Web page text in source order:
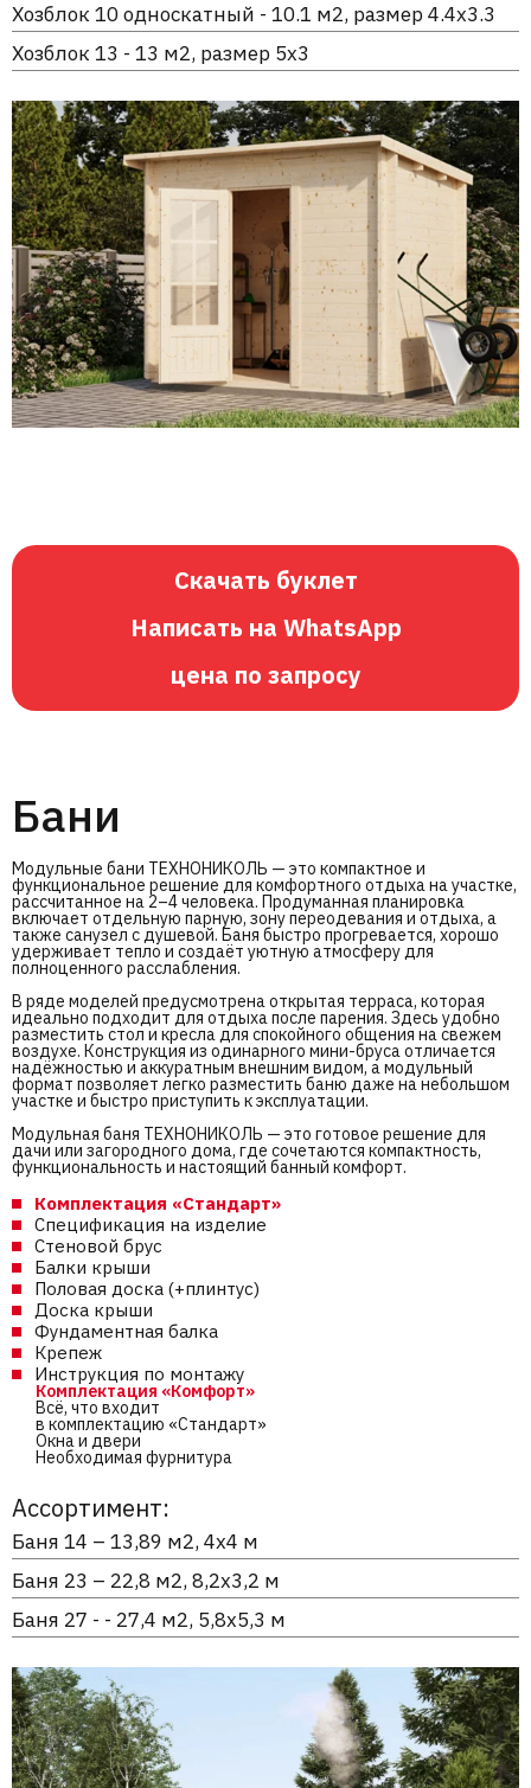
Хозблок 10 односкатный - 10.1 м2, размер 4.4х3.3
Хозблок 13 - 13 м2, размер 5х3
Скачать буклет
Написать на WhatsApp
цена по запросу
Бани
Модульные бани ТЕХНОНИКОЛЬ — это компактное и
функциональное решение для комфортного отдыха на участке,
рассчитанное на 2–4 человека. Продуманная планировка
включает отдельную парную, зону переодевания и отдыха, а
также санузел с душевой. Баня быстро прогревается, хорошо
удерживает тепло и создаёт уютную атмосферу для
полноценного расслабления.
В ряде моделей предусмотрена открытая терраса, которая
идеально подходит для отдыха после парения. Здесь удобно
разместить стол и кресла для спокойного общения на свежем
воздухе. Конструкция из одинарного мини-бруса отличается
надёжностью и аккуратным внешним видом, а модульный
формат позволяет легко разместить баню даже на небольшом
участке и быстро приступить к эксплуатации.
Модульная баня ТЕХНОНИКОЛЬ — это готовое решение для
дачи или загородного дома, где сочетаются компактность,
функциональность и настоящий банный комфорт.
Комплектация «Стандарт»
Спецификация на изделие
Стеновой брус
Балки крыши
Половая доска (+плинтус)
Доска крыши
Фундаментная балка
Крепеж
Инструкция по монтажу
Комплектация «Комфорт»
Всё, что входит
в комплектацию «Стандарт»
Окна и двери
Необходимая фурнитура
Ассортимент:
Баня 14 – 13,89 м2, 4х4 м
Баня 23 – 22,8 м2, 8,2х3,2 м
Баня 27 - - 27,4 м2, 5,8х5,3 м